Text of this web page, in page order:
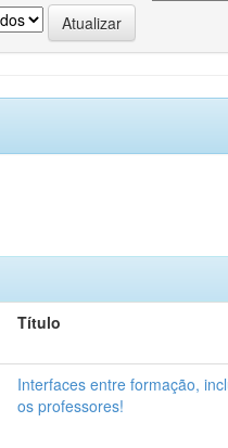
Título
Interfaces entre formação,
os professores!